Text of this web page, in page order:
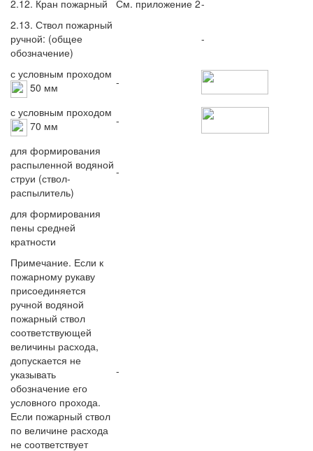
2.12. Кран пожарный См. приложение 2-
2.13. Ствол пожарный
ручной: (общее
обозначение)
-
с условным проходом
50 мм
-
с условным проходом
70 мм
-
для формирования
распыленной водяной
струи (ствол-
распылитель)
-
для формирования
пены средней
кратности
Примечание. Если к
пожарному рукаву
присоединяется
ручной водяной
пожарный ствол
соответствующей
величины расхода,
допускается не
указывать
обозначение его
условного прохода.
Если пожарный ствол
по величине расхода
не соответствует
-